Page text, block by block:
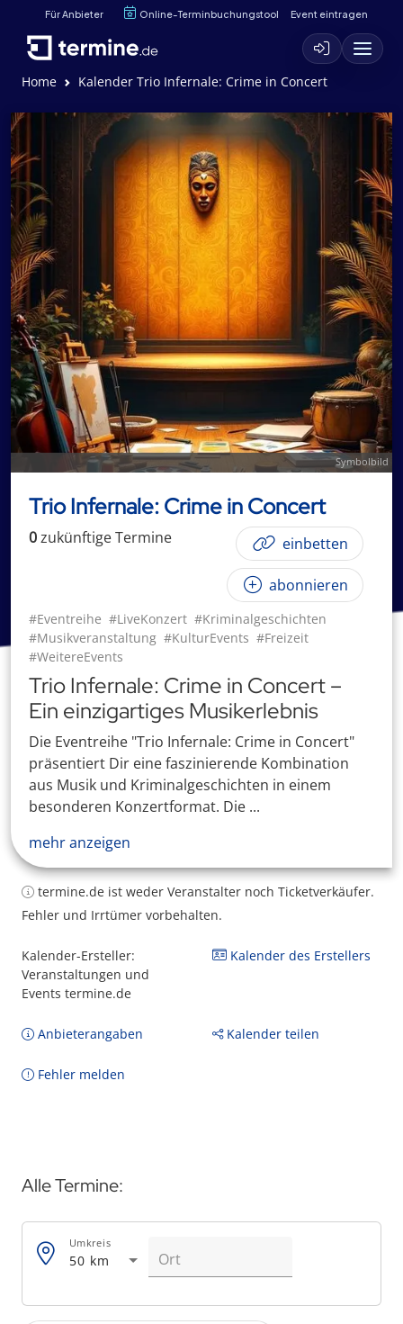
Für Anbieter Online-Terminbuchungstool Event eintragen
Home Kalender Trio Infernale: Crime in Concert
Symbolbild
Trio Infernale: Crime in Concert
0zukünftigeTermine einbetten
abonnieren
#Eventreihe #LiveKonzert #Kriminalgeschichten
#Musikveranstaltung #KulturEvents #Freizeit
#WeitereEvents
Trio Infernale: Crime in Concert –
Ein einzigartiges Musikerlebnis
Die Eventreihe "Trio Infernale: Crime in Concert"
präsentiert Dir eine faszinierende Kombination
aus Musik und Kriminalgeschichten in einem
besonderen Konzertformat. Die ...
mehr anzeigen
termine.de ist weder Veranstalter noch Ticketverkäufer.
Fehler und Irrtümer vorbehalten.
Kalender-Ersteller:
Veranstaltungen und
Events termine.de
Kalender des Erstellers
Anbieterangaben Kalender teilen
Fehler melden
Alle Termine:
50 km
Umkreis